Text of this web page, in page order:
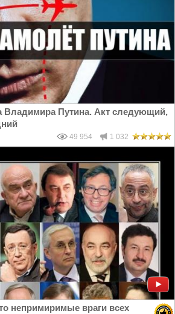
Владимира Путина. Акт следующий,
49 954 1 032
непримиримые враги всех